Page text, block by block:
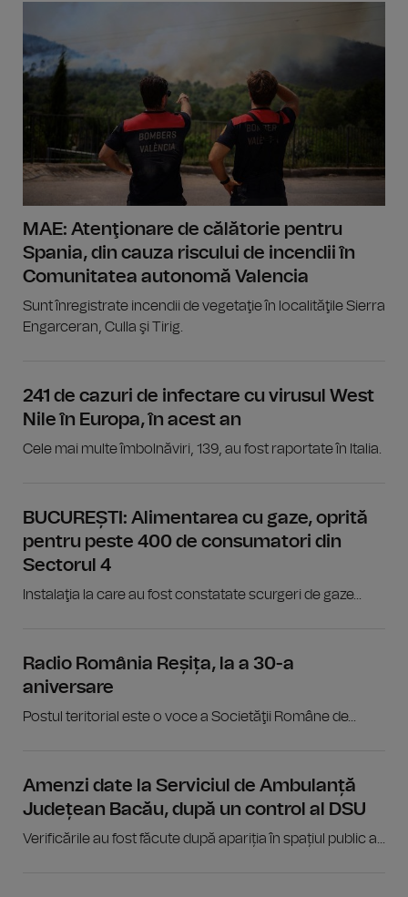
MAE: Atenţionare de călătorie pentru
Spania, din cauza riscului de incendii în
Comunitatea autonomă Valencia
Sunt înregistrate incendii de vegetaţie în localităţile Sierra
Engarceran, Culla şi Tirig.
241 de cazuri de infectare cu virusul West
Nile în Europa, în acest an
Cele mai multe îmbolnăviri, 139, au fost raportate în Italia.
BUCUREȘTI: Alimentarea cu gaze, oprită
pentru peste 400 de consumatori din
Sectorul 4
Instalaţia la care au fost constatate scurgeri de gaze...
Radio România Reșița, la a 30-a
aniversare
Postul teritorial este o voce a Societăţii Române de...
Amenzi date la Serviciul de Ambulanță
Județean Bacău, după un control al DSU
Verificările au fost făcute după apariția în spațiul public a...